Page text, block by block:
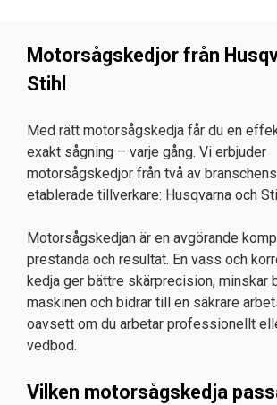
Motorsågskedjor från
Stihl
Med rätt motorsågskedja får du en
exakt sågning – varje gång. Vi erbjuder
motorsågskedjor från två av
etablerade tillverkare: Husqvarna och
Motorsågskedjan är en avgörande
prestanda och resultat. En vass och
kedja ger bättre skärprecision, minskar
maskinen och bidrar till en säkrare
oavsett om du arbetar professionellt
vedbod.
Vilken motorsågskedja